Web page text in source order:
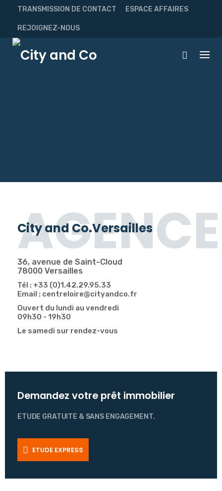
content
TRANSMISSION DE CONTACT ESPACE AFFAIRES
REJOIGNEZ-NOUS
AGENCE
City and Co.Versailles
36, avenue de Saint-Cloud
78000 Versailles
Tél : +33 (0)1.42.29.95.33
Email : centreloire@cityandco.fr
Ouvert du lundi au vendredi
09h30 - 19h30
Le samedi sur rendez-vous
Demandez votre prêt immobilier
ETUDE GRATUITE & SANS ENGAGEMENT.
ETUDE EXPRESS